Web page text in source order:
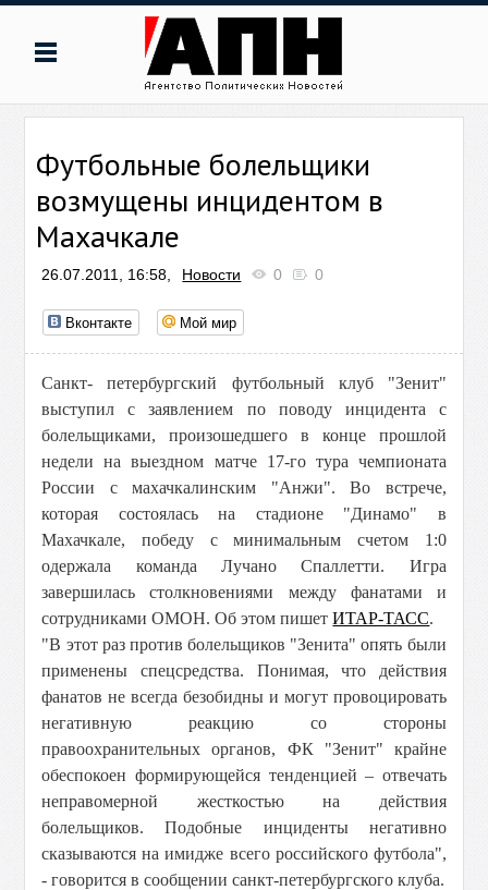
Футбольные болельщики
возмущены инцидентом в
Махачкале
26.07.2011, 16:58, Новости 0 0
Вконтакте Мой мир
Санкт- петербургский футбольный клуб "Зенит"
выступил с заявлением по поводу инцидента с
болельщиками, произошедшего в конце прошлой
недели на выездном матче 17-го тура чемпионата
России с махачкалинским "Анжи". Во встрече,
которая состоялась на стадионе "Динамо" в
Махачкале, победу с минимальным счетом 1:0
одержала команда Лучано Спаллетти. Игра
завершилась столкновениями между фанатами и
сотрудниками ОМОН. Об этом пишетИТАР-ТАСС.
"В этот раз против болельщиков "Зенита" опять были
применены спецсредства. Понимая, что действия
фанатов не всегда безобидны и могут провоцировать
негативную реакцию со стороны
правоохранительных органов, ФК "Зенит" крайне
обеспокоен формирующейся тенденцией – отвечать
неправомерной жесткостью на действия
болельщиков. Подобные инциденты негативно
сказываются на имидже всего российского футбола",
- говорится в сообщении санкт-петербургского клуба.